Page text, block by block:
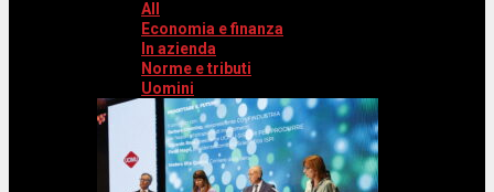
All
Economia e finanza
In azienda
Norme e tributi
Uomini